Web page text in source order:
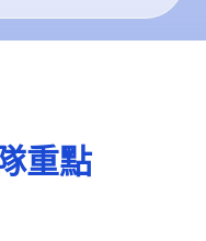
重點